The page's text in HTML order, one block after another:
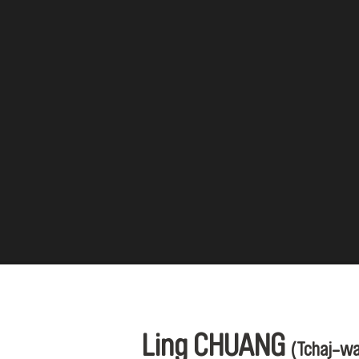
Ling CHUANG (Tchaj-